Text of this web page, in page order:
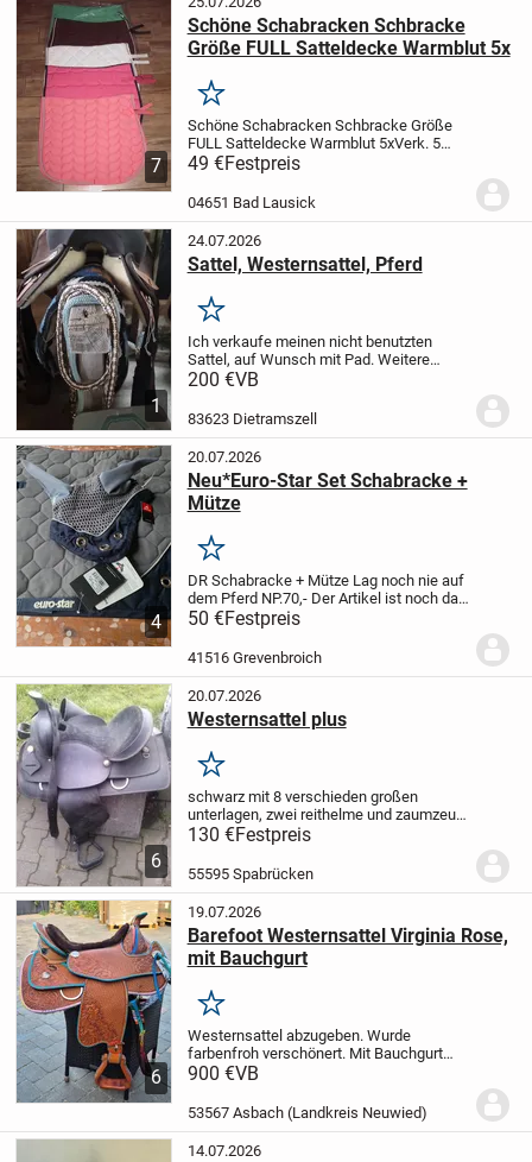
7
Schöne Schabracken Schbracke
Größe FULL Satteldecke Warmblut 5x
Merken
Schöne Schabracken Schbracke Größe
FULL Satteldecke Warmblut 5xVerk. 5
schöne Schabracken, in verschiedenen
Farben, alles Größe Full, verschiedene
Stepung, mit Zierbiese, alle noch
49 €Festpreis
04651 Bad Lausick
1
24.07.2026
Sattel, Westernsattel, Pferd
Merken
Ich verkaufe meinen nicht benutzten
Sattel, auf Wunsch mit Pad. Weitere
Bilder sind auf Anfrage möglich. Geeignet
200 €VB
83623 Dietramszell
4
20.07.2026
Neu*Euro-Star Set Schabracke +
Mütze
Merken
DR Schabracke + MützeLag noch nie auf
dem Pferd NP.70,- Der Artikel ist noch da
solange er eingestellt ist,
andere Artikel an
Ware wird unter...
50 €Festpreis
41516 Grevenbroich
6
20.07.2026
Westernsattel plus
Merken
schwarz mit 8 verschieden großen
unterlagen, zwei reithelme und zaumzeug
abzuholen kreis kh
130 €Festpreis
55595 Spabrücken
6
19.07.2026
Barefoot Westernsattel Virginia Rose,
mit Bauchgurt
Merken
Westernsattel abzugeben. Wurde
farbenfroh verschönert.Mit Bauchgurt
von Barefoot.
ich die Kosten erfragen. Privat erkauf
ohne Garantie,...
900 €VB
53567 Asbach (Landkreis Neuwied)
14.07.2026